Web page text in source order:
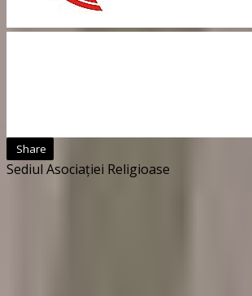
Share
Sediul Asociației Religioase